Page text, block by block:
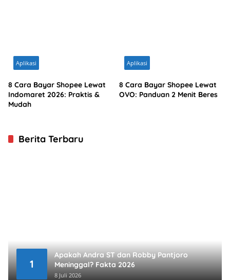
Aplikasi
8 Cara Bayar Shopee Lewat
Indomaret 2026: Praktis &
Mudah
Aplikasi
8 Cara Bayar Shopee Lewat
OVO: Panduan 2 Menit Beres
Berita Terbaru
1
Apakah Andra ST dan Robby Pantjoro
Meninggal? Fakta 2026
8 Juli 2026